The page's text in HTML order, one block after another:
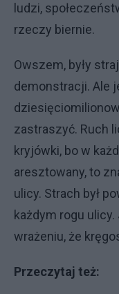
ludzi,
rzeczy biernie.
Owszem, były
demonstracji. Ale
zastraszyć. Ruch
kryjówki, bo w
aresztowany, to
ulicy. Strach był
każdym rogu
wrażeniu, że
Przeczytaj też: